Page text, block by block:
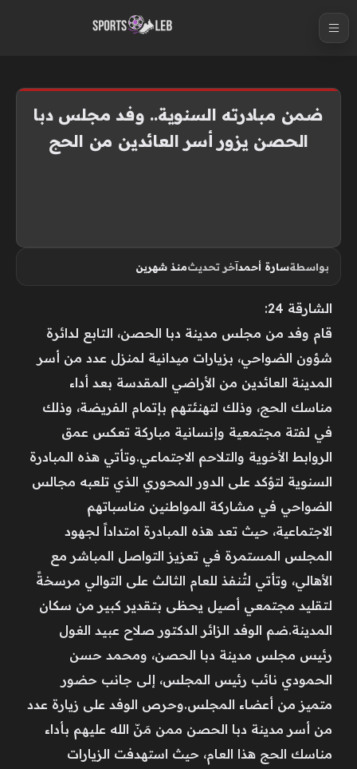
ضمن مبادرته السنوية.. وفد مجلس دبا
الحصن يزور أسر العائدين من الحج
بواسطةسارة أحمدآخر تحديثمنذ شهرين
الشارقة 24:
قام وفد من مجلس مدينة دبا الحصن، التابع لدائرة
شؤون الضواحي، بزيارات ميدانية لمنزل عدد من أسر
المدينة العائدين من الأراضي المقدسة بعد أداء
مناسك الحج، وذلك لتهنئتهم بإتمام الفريضة، وذلك
في لفتة مجتمعية وإنسانية مباركة تعكس عمق
الروابط الأخوية والتلاحم الاجتماعي.وتأتي هذه المبادرة
السنوية لتؤكد على الدور المحوري الذي تلعبه مجالس
الضواحي في مشاركة المواطنين مناسباتهم
الاجتماعية، حيث تعد هذه المبادرة امتداداً لجهود
المجلس المستمرة في تعزيز التواصل المباشر مع
الأهالي، وتأتي لتُنفذ للعام الثالث على التوالي مرسخةً
لتقليد مجتمعي أصيل يحظى بتقدير كبير من سكان
المدينة.ضم الوفد الزائر الدكتور صلاح عبيد الغول
رئيس مجلس مدينة دبا الحصن، ومحمد حسن
الحمودي نائب رئيس المجلس، إلى جانب حضور
متميز من أعضاء المجلس.وحرص الوفد على زيارة عدد
من أسر مدينة دبا الحصن ممن مَنّ الله عليهم بأداء
مناسك الحج هذا العام، حيث استهدفت الزيارات